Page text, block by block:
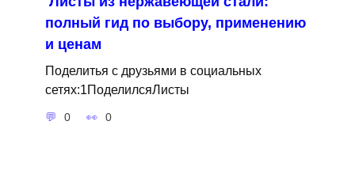
полный гид по выбору, применению
и ценам
Поделитья с друзьями в социальных
сетях:1ПоделилсяЛисты
0 0